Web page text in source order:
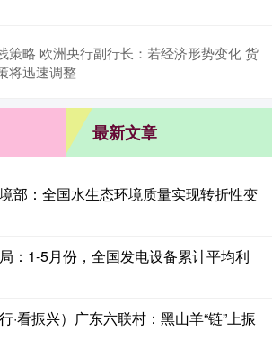
策略 欧洲央行副行长：若经济形势变化 货
将迅速调整
最新文章
部：全国水生态环境质量实现转折性变
：1-5月份，全国发电设备累计平均利
·看振兴）广东六联村：黑山羊“链”上振